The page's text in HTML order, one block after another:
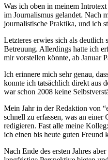
Was ich oben in meinem
im Journalismus gelandet. Nach
journalistische Praktika, und ich
Letzteres erwies sich als deutlich
Betreuung. Allerdings hatte ich
mir vorstellen könnte, ab Januar
Ich erinnere mich sehr genau,
konnte ich tatsächlich direkt aus
war schon 2008 keine
Mein Jahr in der Redaktion von
schnell zu erfassen, was an
redigieren. Fast alle meine
ich einen bis heute guten Freund
Nach Ende des ersten Jahres